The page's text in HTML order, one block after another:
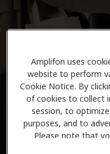
Amplifon uses
website to perform
Cookie Notice. By
of cookies to collect
session, to
purposes, and to
Please note that